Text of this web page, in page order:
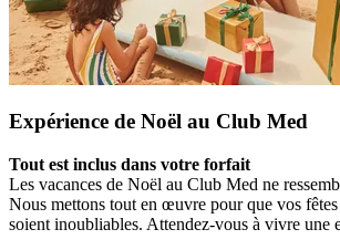
Expérience de Noël au Club Med
Tout est inclus dans votre forfait
Les vacances de Noël au Club Med ne
Nous mettons tout en œuvre pour que vos
soient inoubliables. Attendez-vous à vivre une